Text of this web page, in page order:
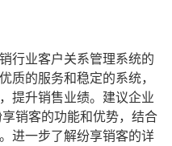
行业客户关系管理系统的
质的服务和稳定的系统，
提升销售业绩。建议企业
销客的功能和优势，结合
进一步了解纷享销客的详